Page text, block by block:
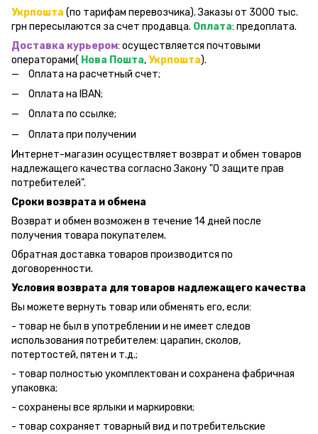
Укрпошта (по тарифам перевозчика). Заказы от 3000 тыс.
грн пересылаются за счет продавца. Оплата: предоплата.
Доставка курьером: осуществляется почтовыми
операторами( Нова Пошта,Укрпошта).
Оплата на расчетный счет;
Оплата на IBAN;
Оплата по ссылке;
Оплата при получении
Интернет-магазин осуществляет возврат и обмен товаров
надлежащего качества согласно Закону "О защите прав
потребителей".
Сроки возврата и обмена
Возврат и обмен возможен в течение 14 дней после
получения товара покупателем.
Обратная доставка товаров производится по
договоренности.
Условия возврата для товаров надлежащего качества
Вы можете вернуть товар или обменять его, если:
- товар не был в употреблении и не имеет следов
использования потребителем: царапин, сколов,
потертостей, пятен и т.д.;
- товар полностью укомплектован и сохранена фабричная
упаковка;
- сохранены все ярлыки и маркировки;
- товар сохраняет товарный вид и потребительские